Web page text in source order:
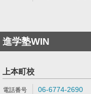
進学塾WIN
上本町校
06-6774-2690